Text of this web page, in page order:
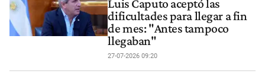
Luis Caputo aceptó las
dificultades para llegar a fin
de mes: "Antes tampoco
llegaban"
27-07-2026 09:20